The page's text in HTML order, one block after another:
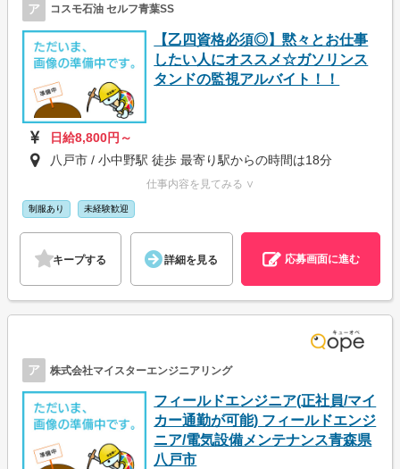
ア コスモ石油 セルフ青葉SS
【乙四資格必須◎】黙々とお仕事
したい人にオススメ☆ガソリンス
タンドの監視アルバイト！！
日給8,800円～
八戸市 / 小中野駅 徒歩 最寄り駅からの時間は18分
仕事内容を見てみる ∨
制服あり 未経験歓迎
キープする 詳細を見る 応募画面に進む
ア 株式会社マイスターエンジニアリング
フィールドエンジニア(正社員/マイ
カー通勤が可能) フィールドエンジ
ニア/電気設備メンテナンス青森県
八戸市